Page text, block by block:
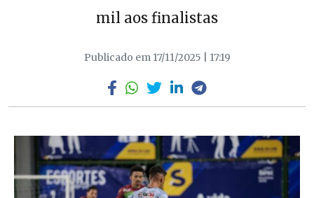
mil aos finalistas
Publicado em 17/11/2025 | 17:19